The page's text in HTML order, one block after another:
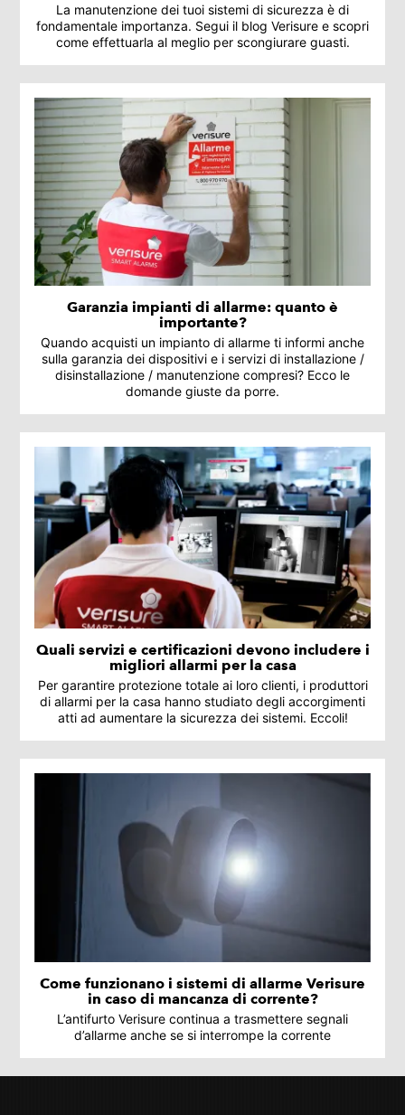
La manutenzione dei tuoi sistemi di sicurezza è di
fondamentale importanza. Segui il blog Verisure e scopri
come effettuarla al meglio per scongiurare guasti.
Garanzia impianti di allarme: quanto è
importante?
Quando acquisti un impianto di allarme ti informi anche
sulla garanzia dei dispositivi e i servizi di installazione /
disinstallazione / manutenzione compresi? Ecco le
domande giuste da porre.
Quali servizi e certificazioni devono includere i
migliori allarmi per la casa
Per garantire protezione totale ai loro clienti, i produttori
di allarmi per la casa hanno studiato degli accorgimenti
atti ad aumentare la sicurezza dei sistemi. Eccoli!
Come funzionano i sistemi di allarme Verisure
in caso di mancanza di corrente?
L’antifurto Verisure continua a trasmettere segnali
d’allarme anche se si interrompe la corrente